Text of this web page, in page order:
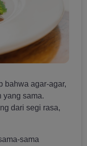
bahwa agar-agar,
yang sama.
dari segi rasa,
sama